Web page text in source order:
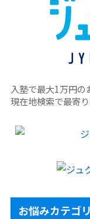
入塾で最大1万円の
現在地検索で最寄
お悩みカテゴ